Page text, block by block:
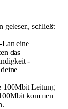
gelesen, schließt
Lan eine
das
-
100Mbit Leitung
kommen